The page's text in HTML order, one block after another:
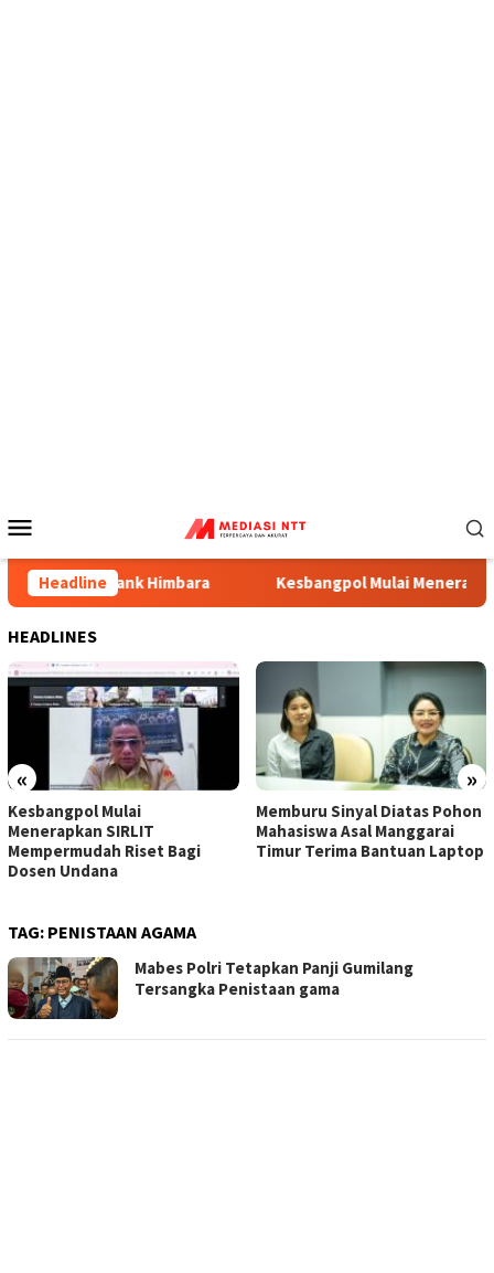
Mobile
Headline
Melalui Bank Himbara Kesbangpol Mulai Menerapkan
HEADLINES
« »
Kesbangpol Mulai
Menerapkan SIRLIT
Mempermudah Riset Bagi
Dosen Undana
Memburu Sinyal Diatas Pohon
Mahasiswa Asal Manggarai
Timur Terima Bantuan Laptop
TAG: PENISTAAN AGAMA
Mabes Polri Tetapkan Panji Gumilang
Tersangka Penistaan gama